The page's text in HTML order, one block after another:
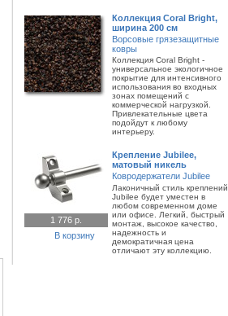
Коллекция Coral Bright,
ширина 200 см
Ворсовые грязезащитные
ковры
Коллекция Coral Bright -
универсальное экологичное
покрытие для интенсивного
использования во входных
зонах помещений с
коммерческой нагрузкой.
Привлекательные цвета
подойдут к любому
интерьеру.
1 776 р.
В корзину
Крепление Jubilee,
матовый никель
Ковродержатели Jubilee
Лаконичный стиль креплений
Jubilee будет уместен в
любом современном доме
или офисе. Легкий, быстрый
монтаж, высокое качество,
надежность и
демократичная цена
отличают эту коллекцию.